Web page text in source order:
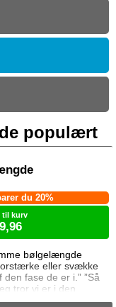
populært
bølgelængde
eller svække
fase de er i.” ”Så
tror vi er i den
vigtige for Elina da
du 20%
til kurv